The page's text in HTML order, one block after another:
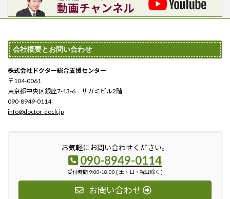
会社概要とお問い合わせ
株式会社ドクター総合支援センター
〒104-0061
東京都中央区銀座7-13-6 サガミビル2階
090-8949-0114
info@doctor-dock.jp
お気軽にお問い合わせください。
090-8949-0114
受付時間 9:00-18:00 [ 土・日・祝日除く ]
お問い合わせ